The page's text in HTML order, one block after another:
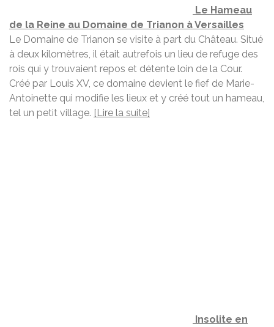
Le Hameau
de la Reine au Domaine de Trianon à Versailles
Le Domaine de Trianon se visite à part du Château. Situé
à deux kilomètres, il était autrefois un lieu de refuge des
rois qui y trouvaient repos et détente loin de la Cour.
Créé par Louis XV, ce domaine devient le fief de Marie-
Antoinette qui modifie les lieux et y créé tout un hameau,
tel un petit village. [Lire la suite]
Insolite en